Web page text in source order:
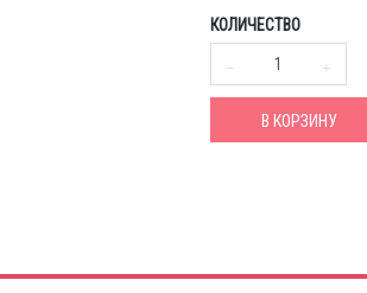
КОЛИЧЕСТВО
В КОРЗИНУ